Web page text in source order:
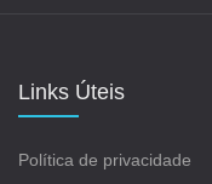
Links Úteis
Política de privacidade